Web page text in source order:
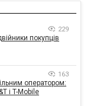
229
покупців
163
оператором:
і T-Mobile